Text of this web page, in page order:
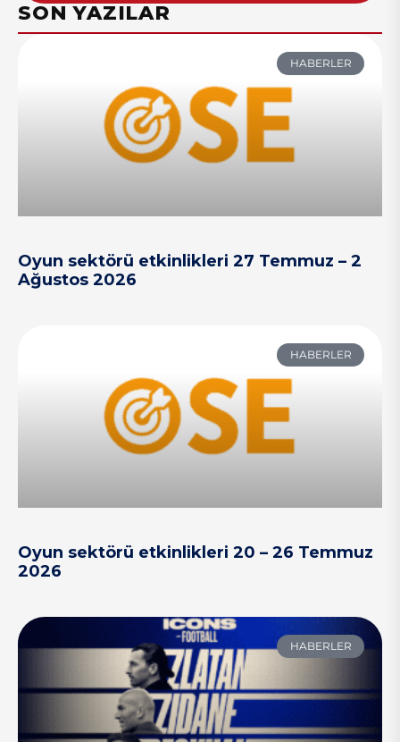
SON YAZILAR
HABERLER
Oyun sektörü etkinlikleri 27 Temmuz – 2
Ağustos 2026
HABERLER
Oyun sektörü etkinlikleri 20 – 26 Temmuz
2026
HABERLER